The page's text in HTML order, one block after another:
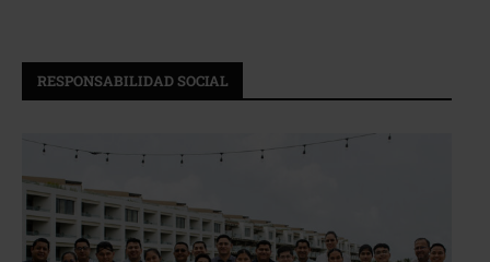
RESPONSABILIDAD SOCIAL